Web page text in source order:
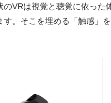
のVRは視覚と聴覚に依っ
す。そこを埋める「触感」